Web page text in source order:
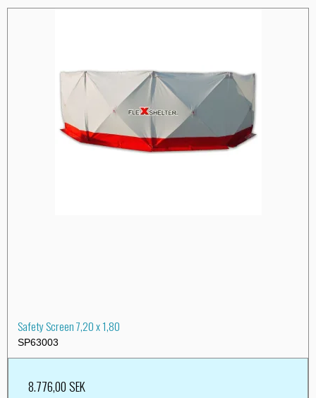
Safety Screen 7,20 x 1,80
SP63003
8.776,00 SEK